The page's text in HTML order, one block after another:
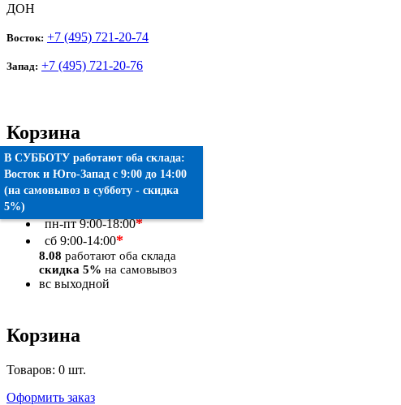
ДОН
Восток: +7 (495) 721-20-74
Запад: +7 (495) 721-20-76
Корзина
Товаров:0 шт.
Оформить заказ
пн-пт9:00-18:00*
сб 9:00-14:00*
8.08 работают оба склада
скидка 5% на самовывоз
вс выходной
Корзина
Товаров: 0 шт.
Оформить заказ
В СУББОТУ работают оба склада:
Восток и Юго-Запад c 9:00 до 14:00
(на самовывоз в субботу - скидка
5%)